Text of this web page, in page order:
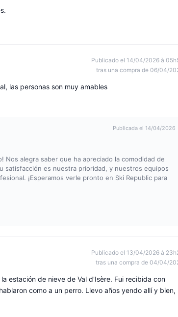
Publicado el 14/04/2026 à
tras una compra de 06/04/
las personas son muy amables
Publicada el 14/04/2026
Nos alegra saber que ha apreciado la comodidad de
satisfacción es nuestra prioridad, y nuestros equipos
¡Esperamos verle pronto en Ski Republic para
Publicado el 13/04/2026 à
tras una compra de 04/04/
estación de nieve de Val d'Isère. Fui recibida con
como a un perro. Llevo años yendo allí y bien,